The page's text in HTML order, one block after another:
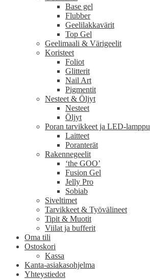
Base gel
Flubber
Geelilakkavärit
Top Gel
Geelimaali & Värigeelit
Koristeet
Foliot
Glitterit
Nail Art
Pigmentit
Nesteet & Öljyt
Nesteet
Öljyt
Poran tarvikkeet ja LED-lamppu
Laitteet
Poranterät
Rakennegeelit
‘the GOO’
Fusion Gel
Jelly Pro
Sobiab
Siveltimet
Tarvikkeet & Työvälineet
Tipit & Muotit
Viilat ja bufferit
Oma tili
Ostoskori
Kassa
Kanta-asiakasohjelma
Yhteystiedot